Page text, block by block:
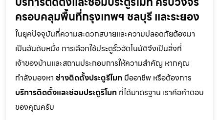
ครอบคลุมพื้นที่กรุงเทพฯ ชลบุรี และระยอง
ในยุคปัจจุบันที่ความสะดวกสบายและความปลอดภัยต้องมา
เป็นอันดับหนึ่ง การเลือกใช้ประตูรั้วอัตโนมัติจึงเป็นสิ่งที่
เจ้าของบ้านและสถานประกอบการให้ความสำคัญ หากคุณ
กำลังมองหา ช่างติดตั้งประตูรีโมท มืออาชีพ หรือต้องการ
บริการติดตั้งและซ่อมประตูรีโมท ที่ได้มาตรฐาน เราคือคำตอบ
ของคุณครับ